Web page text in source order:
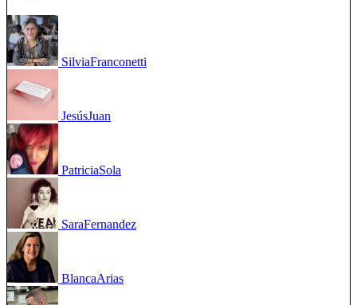
SilviaFranconetti
JesúsJuan
PatriciaSola
SaraFernandez
BlancaArias